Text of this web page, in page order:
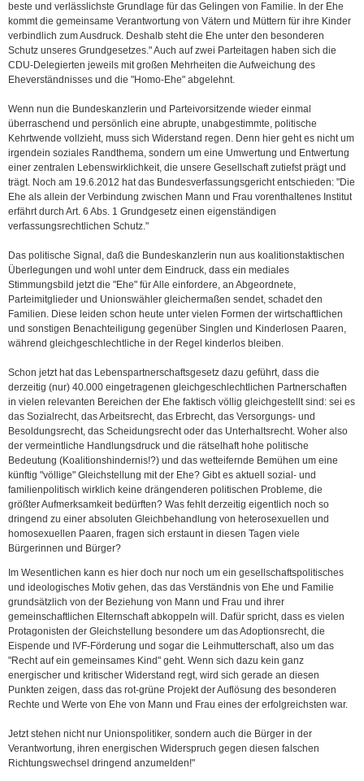
beste und verlässlichste Grundlage für das Gelingen von Familie. In der Ehe
kommt die gemeinsame Verantwortung von Vätern und Müttern für ihre Kinder
verbindlich zum Ausdruck. Deshalb steht die Ehe unter den besonderen
Schutz unseres Grundgesetzes." Auch auf zwei Parteitagen haben sich die
CDU-Delegierten jeweils mit großen Mehrheiten die Aufweichung des
Eheverständnisses und die "Homo-Ehe" abgelehnt.
Wenn nun die Bundeskanzlerin und Parteivorsitzende wieder einmal
überraschend und persönlich eine abrupte, unabgestimmte, politische
Kehrtwende vollzieht, muss sich Widerstand regen. Denn hier geht es nicht um
irgendein soziales Randthema, sondern um eine Umwertung und Entwertung
einer zentralen Lebenswirklichkeit, die unsere Gesellschaft zutiefst prägt und
trägt. Noch am 19.6.2012 hat das Bundesverfassungsgericht entschieden: "Die
Ehe als allein der Verbindung zwischen Mann und Frau vorenthaltenes Institut
erfährt durch Art. 6 Abs. 1 Grundgesetz einen eigenständigen
verfassungsrechtlichen Schutz."
Das politische Signal, daß die Bundeskanzlerin nun aus koalitionstaktischen
Überlegungen und wohl unter dem Eindruck, dass ein mediales
Stimmungsbild jetzt die "Ehe" für Alle einfordere, an Abgeordnete,
Parteimitglieder und Unionswähler gleichermaßen sendet, schadet den
Familien. Diese leiden schon heute unter vielen Formen der wirtschaftlichen
und sonstigen Benachteiligung gegenüber Singlen und Kinderlosen Paaren,
während gleichgeschlechtliche in der Regel kinderlos bleiben.
Schon jetzt hat das Lebenspartnerschaftsgesetz dazu geführt, dass die
derzeitig (nur) 40.000 eingetragenen gleichgeschlechtlichen Partnerschaften
in vielen relevanten Bereichen der Ehe faktisch völlig gleichgestellt sind: sei es
das Sozialrecht, das Arbeitsrecht, das Erbrecht, das Versorgungs- und
Besoldungsrecht, das Scheidungsrecht oder das Unterhaltsrecht. Woher also
der vermeintliche Handlungsdruck und die rätselhaft hohe politische
Bedeutung (Koalitionshindernis!?) und das wetteifernde Bemühen um eine
künftig "völlige" Gleichstellung mit der Ehe? Gibt es aktuell sozial- und
familienpolitisch wirklich keine drängenderen politischen Probleme, die
größter Aufmerksamkeit bedürften? Was fehlt derzeitig eigentlich noch so
dringend zu einer absoluten Gleichbehandlung von heterosexuellen und
homosexuellen Paaren, fragen sich erstaunt in diesen Tagen viele
Bürgerinnen und Bürger?
Im Wesentlichen kann es hier doch nur noch um ein gesellschaftspolitisches
und ideologisches Motiv gehen, das das Verständnis von Ehe und Familie
grundsätzlich von der Beziehung von Mann und Frau und ihrer
gemeinschaftlichen Elternschaft abkoppeln will. Dafür spricht, dass es vielen
Protagonisten der Gleichstellung besondere um das Adoptionsrecht, die
Eispende und IVF-Förderung und sogar die Leihmutterschaft, also um das
"Recht auf ein gemeinsames Kind" geht. Wenn sich dazu kein ganz
energischer und kritischer Widerstand regt, wird sich gerade an diesen
Punkten zeigen, dass das rot-grüne Projekt der Auflösung des besonderen
Rechte und Werte von Ehe von Mann und Frau eines der erfolgreichsten war.
Jetzt stehen nicht nur Unionspolitiker, sondern auch die Bürger in der
Verantwortung, ihren energischen Widerspruch gegen diesen falschen
Richtungswechsel dringend anzumelden!"